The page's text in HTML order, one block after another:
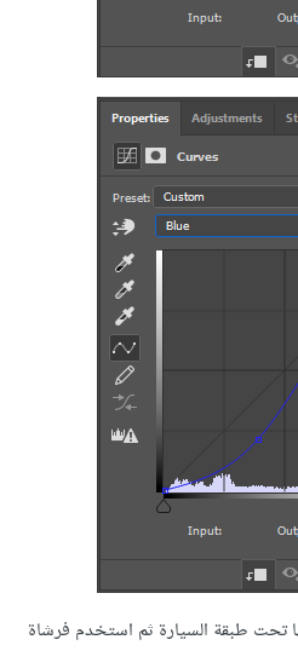
طبقة السيارة ثم استخدم فرشاة